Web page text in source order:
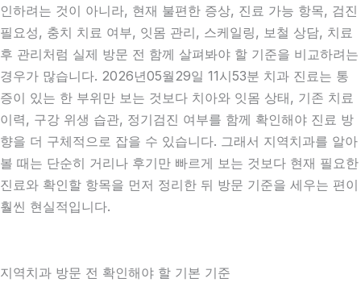
인하려는 것이 아니라, 현재 불편한 증상, 진료 가능 항목, 검진
필요성, 충치 치료 여부, 잇몸 관리, 스케일링, 보철 상담, 치료
후 관리처럼 실제 방문 전 함께 살펴봐야 할 기준을 비교하려는
경우가 많습니다. 2026년05월29일 11시53분 치과 진료는 통
증이 있는 한 부위만 보는 것보다 치아와 잇몸 상태, 기존 치료
이력, 구강 위생 습관, 정기검진 여부를 함께 확인해야 진료 방
향을 더 구체적으로 잡을 수 있습니다. 그래서 지역치과를 알아
볼 때는 단순히 거리나 후기만 빠르게 보는 것보다 현재 필요한
진료와 확인할 항목을 먼저 정리한 뒤 방문 기준을 세우는 편이
훨씬 현실적입니다.
지역치과 방문 전 확인해야 할 기본 기준